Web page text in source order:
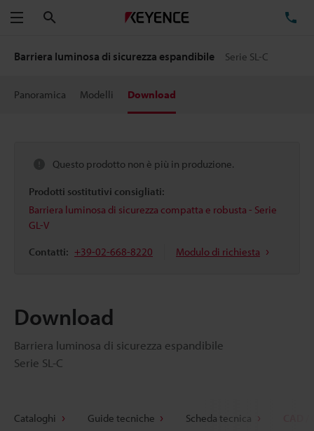
Menu
Barriera luminosa di sicurezza espandibile Serie SL-C
Panoramica Modelli Download
Questo prodotto non è più in produzione.
Prodotti sostitutivi consigliati:
Barriera luminosa di sicurezza compatta e robusta - Serie
GL-V
Contatti: +39-02-668-8220 Modulo di richiesta
Download
Barriera luminosa di sicurezza espandibile
Serie SL-C
Cataloghi Guide tecniche Scheda tecnica